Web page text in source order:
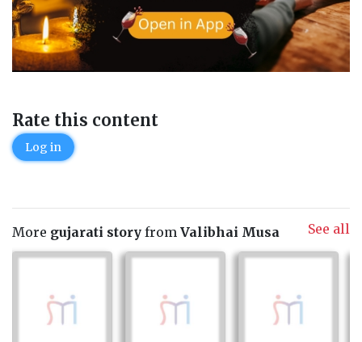
Rate this content
Log in
More gujarati story from Valibhai Musa See all